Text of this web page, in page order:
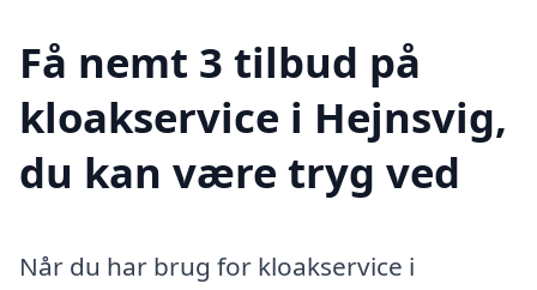
Få nemt 3 tilbud på
kloakservice i Hejnsvig,
du kan være tryg ved
Når du har brug for kloakservice i